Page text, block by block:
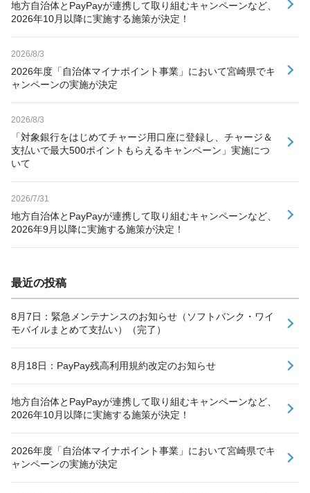
地方自治体とPayPayが連携して取り組むキャンペーンなど、
2026年10月以降に実施する施策が決定！
2026/8/3
2026年度「自治体マイナポイント事業」において宮崎県でキ
ャンペーンの実施が決定
2026/8/3
「対象銀行をはじめてチャージ用口座に登録し、チャージ＆
支払いで最大500ポイントもらえるキャンペーン」実施につ
いて
2026/7/31
地方自治体とPayPayが連携して取り組むキャンペーンなど、
2026年9月以降に実施する施策が決定！
最近の投稿
8月7日：緊急メンテナンスのお知らせ（ソフトバンク・ワイ
モバイルまとめて支払い）（完了）
8月18日：PayPay残高利用規約改定のお知らせ
地方自治体とPayPayが連携して取り組むキャンペーンなど、
2026年10月以降に実施する施策が決定！
2026年度「自治体マイナポイント事業」において宮崎県でキ
ャンペーンの実施が決定